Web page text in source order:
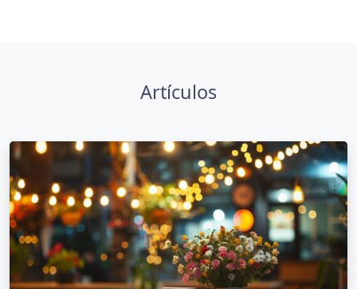
Artículos